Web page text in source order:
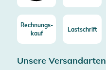
Rechnungs-
kauf
Lastschrift
Unsere Versandarten